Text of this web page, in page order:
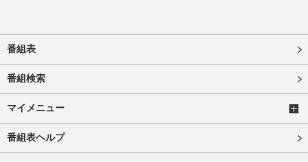
番組表
番組検索
マイメニュー
番組表ヘルプ